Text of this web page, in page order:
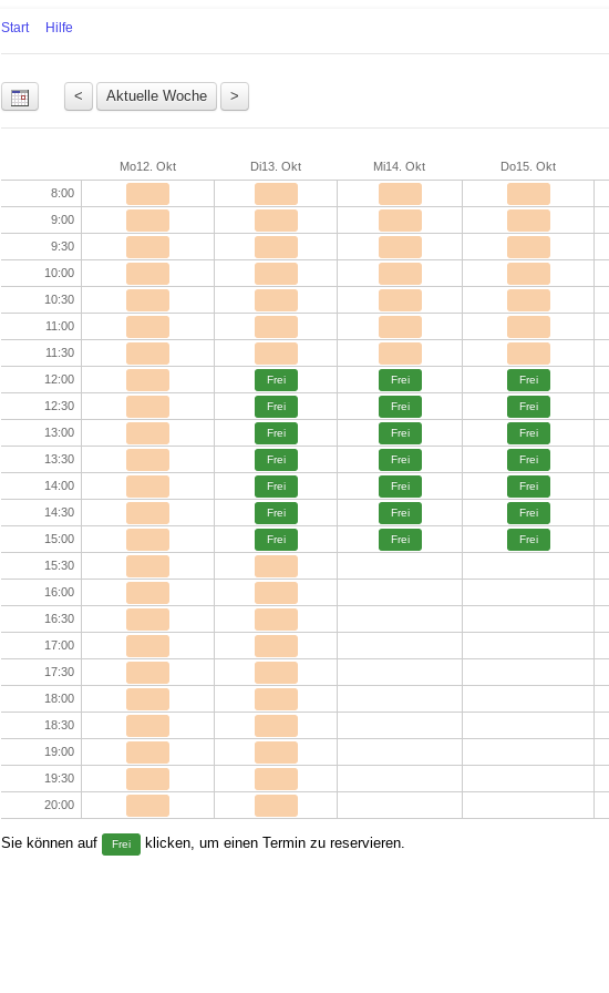
Start Hilfe
Mo12. Okt Di13. Okt Mi14. Okt Do15. Okt
8:00
9:00
9:30
10:00
10:30
11:00
11:30
12:00
Frei Frei Frei
12:30 Frei Frei Frei
13:00 Frei Frei Frei
13:30 Frei Frei Frei
14:00 Frei Frei Frei
14:30 Frei Frei Frei
15:00 Frei Frei Frei
15:30
16:00
16:30
17:00
17:30
18:00
18:30
19:00
19:30
20:00
Sie können auf Frei klicken, um einen Termin zu reservieren.